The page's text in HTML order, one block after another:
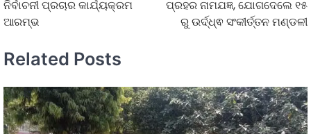
ନିର୍ବାଚନୀ ପ୍ରଚାର କାର୍ଯ୍ୟକ୍ରମ
ଆରମ୍ଭ
ପ୍ରହର ନାମଯଜ୍ଞ, ଯୋଗଦେଲେ ୧୫
ରୁ ଉର୍ଦ୍ଧ୍ଵ ସଂକୀର୍ତ୍ତନ ମଣ୍ଡଳୀ
Related Posts